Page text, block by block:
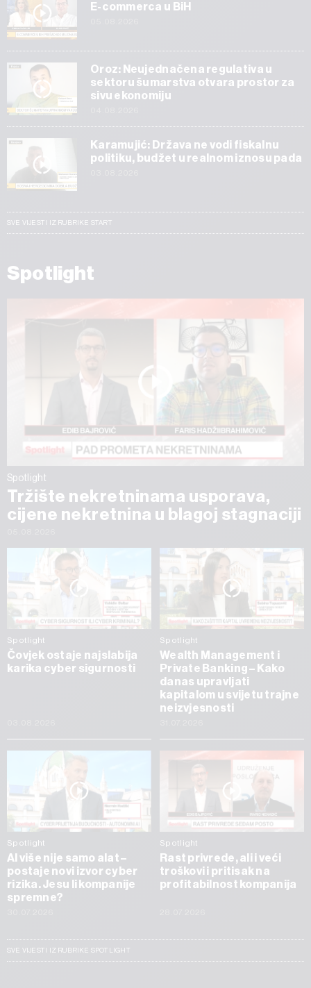
E-commerca u BiH
Oroz: Neujednačena regulativa u
sektoru šumarstva otvara prostor za
sivu ekonomiju
Karamujić: Država ne vodi fiskalnu
politiku, budžet u realnom iznosu pada
SVE VIJESTI IZ RUBRIKE START
Spotlight
Spotlight
Tržište nekretninama usporava,
cijene nekretnina u blagoj stagnaciji
Spotlight
Čovjek ostaje najslabija
karika cyber sigurnosti
Spotlight
Wealth Management i
Private Banking – Kako
danas upravljati
kapitalom u svijetu trajne
neizvjesnosti
Spotlight
AI više nije samo alat –
postaje novi izvor cyber
rizika. Jesu li kompanije
spremne?
Spotlight
Rast privrede, ali i veći
troškovi i pritisak na
profitabilnost kompanija
SVE VIJESTI IZ RUBRIKE SPOTLIGHT